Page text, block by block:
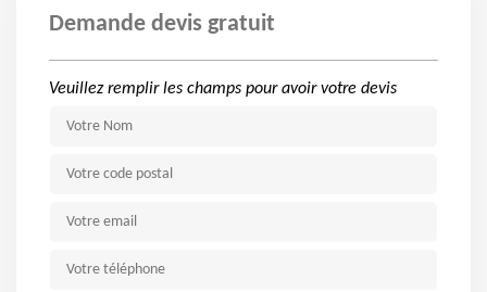
Demande devis gratuit
Veuillez remplir les champs pour avoir votre devis